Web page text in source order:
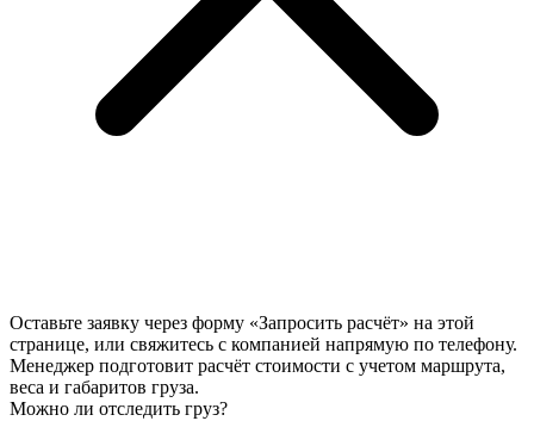
Оставьте заявку через форму «Запросить расчёт» на этой
странице, или свяжитесь с компанией напрямую по телефону.
Менеджер подготовит расчёт стоимости с учетом маршрута,
веса и габаритов груза.
Можно ли отследить груз?